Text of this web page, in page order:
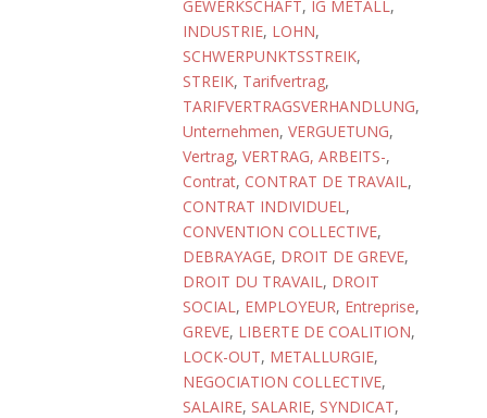
GEWERKSCHAFT, IG METALL,
INDUSTRIE, LOHN,
SCHWERPUNKTSSTREIK,
STREIK, Tarifvertrag,
TARIFVERTRAGSVERHANDLUNG,
Unternehmen, VERGUETUNG,
Vertrag, VERTRAG, ARBEITS-,
Contrat, CONTRAT DE TRAVAIL,
CONTRAT INDIVIDUEL,
CONVENTION COLLECTIVE,
DEBRAYAGE, DROIT DE GREVE,
DROIT DU TRAVAIL, DROIT
SOCIAL, EMPLOYEUR, Entreprise,
GREVE, LIBERTE DE COALITION,
LOCK-OUT, METALLURGIE,
NEGOCIATION COLLECTIVE,
SALAIRE, SALARIE, SYNDICAT,